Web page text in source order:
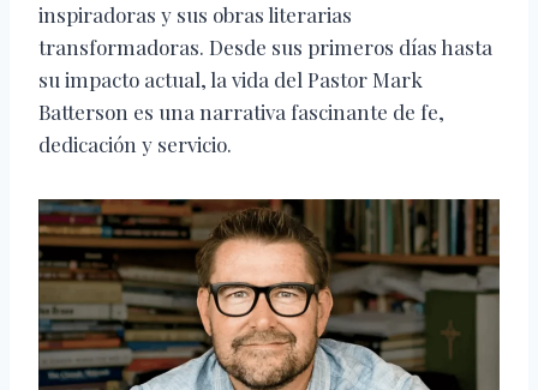
inspiradoras y sus obras literarias
transformadoras. Desde sus primeros días hasta
su impacto actual, la vida del Pastor Mark
Batterson es una narrativa fascinante de fe,
dedicación y servicio.